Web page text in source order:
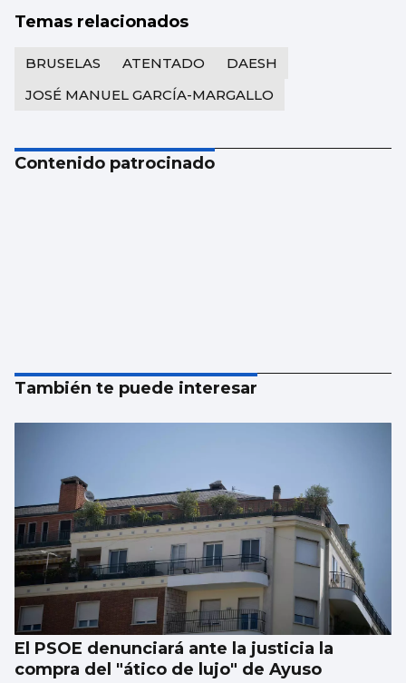
Temas relacionados
BRUSELAS ATENTADO
DAESH
JOSÉ MANUEL GARCÍA-MARGALLO
Contenido patrocinado
También te puede interesar
El PSOE denunciará ante la justicia la
compra del "ático de lujo" de Ayuso